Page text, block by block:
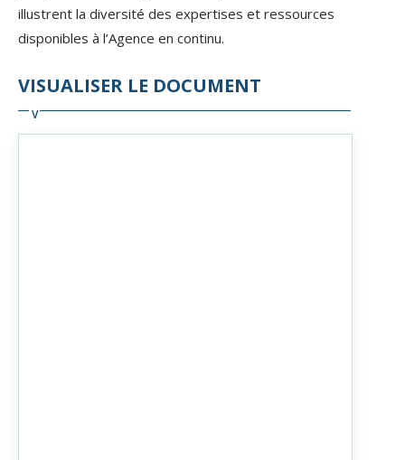
illustrent la diversité des expertises et ressources
disponibles à l’Agence en continu.
VISUALISER LE DOCUMENT